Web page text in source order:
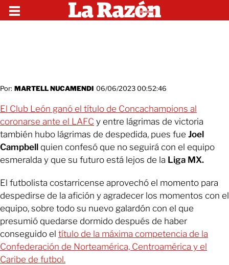
Por: MARTELL NUCAMENDI 06/06/2023 00:52:46
El Club León ganó el título de Concachampions al
coronarse ante el LAFC y entre lágrimas de victoria
también hubo lágrimas de despedida, pues fue Joel
Campbell quien confesó que no seguirá con el equipo
esmeralda y que su futuro está lejos de la Liga MX.
El futbolista costarricense aprovechó el momento para
despedirse de la afición y agradecer los momentos con el
equipo, sobre todo su nuevo galardón con el que
presumió quedarse dormido después de haber
conseguido el título de la máxima competencia de la
Confederación de Norteamérica, Centroamérica y el
Caribe de futbol.